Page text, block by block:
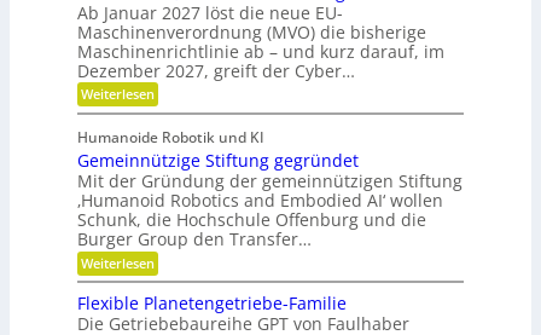
o
f
f
b
r
n
c
h
e
l
a
u
s
g
e
i
c
h
e
b
e
l
o
s
r
R
o
u
t
e
g
e
n
e
r
a
t
i
o
n
u
r
-
S
e
n
s
o
r
e
n
f
ü
r
R
o
b
o
t
Ab Januar 2027 löst die neue EU-
Maschinenverordnung (MVO) die bisherige
Maschinenrichtlinie ab – und kurz darauf, im
Dezember 2027, greift der Cyber…
Weiterlesen:
Z
e
i
F
r
i
s
t
e
n
,
e
i
Humanoide Robotik und KI
Gemeinnützige Stiftung gegründet
Mit der Gründung der gemeinnützigen Stiftung
‚Humanoid Robotics and Embodied AI‘ wollen
Schunk, die Hochschule Offenburg und die
Burger Group den Transfer…
Weiterlesen:
G
e
m
e
Flexible Planetengetriebe-Familie
Die Getriebebaureihe GPT von Faulhaber